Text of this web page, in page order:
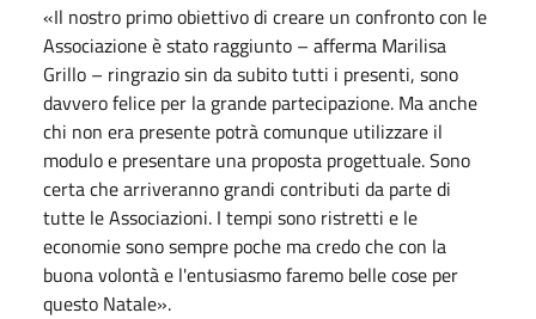
«Il nostro primo obiettivo di creare un confronto con le
Associazione è stato raggiunto – afferma Marilisa
Grillo – ringrazio sin da subito tutti i presenti, sono
davvero felice per la grande partecipazione. Ma anche
chi non era presente potrà comunque utilizzare il
modulo e presentare una proposta progettuale. Sono
certa che arriveranno grandi contributi da parte di
tutte le Associazioni. I tempi sono ristretti e le
economie sono sempre poche ma credo che con la
buona volontà e l'entusiasmo faremo belle cose per
questo Natale».